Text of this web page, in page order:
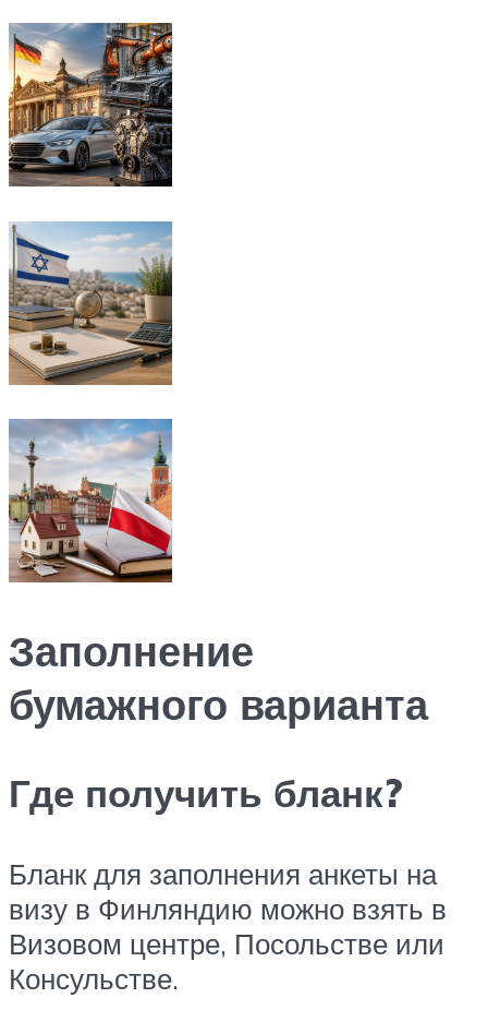
Заполнение
бумажного варианта
Где получить бланк?
Бланк для заполнения анкеты на
визу в Финляндию можно взять в
Визовом центре, Посольстве или
Консульстве.